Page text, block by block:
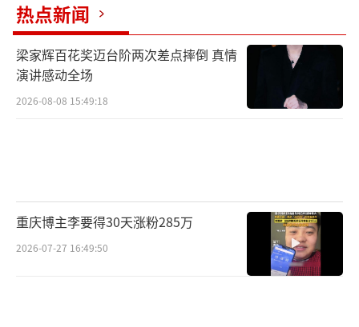
热点新闻
梁家辉百花奖迈台阶两次差点摔倒 真情
演讲感动全场
2026-08-08 15:49:18
重庆博主李要得30天涨粉285万
2026-07-27 16:49:50